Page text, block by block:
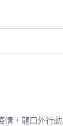
情，龍口外行